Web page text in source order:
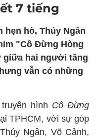
7 tiếng
hẹn hò, Thúy Ngân
"Cô Đừng Hòng
giữa hai người tăng
vẫn có những
hình Cô Đừng
TPHCM, với sự góp
Ngân, Võ Cảnh,